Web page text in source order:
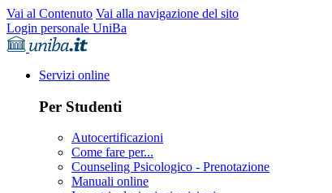
Vai al Contenuto Vai alla navigazione del sito
Login personale UniBa
Servizi online
Per Studenti
Autocertificazioni
Come fare per...
Counseling Psicologico - Prenotazione
Manuali online